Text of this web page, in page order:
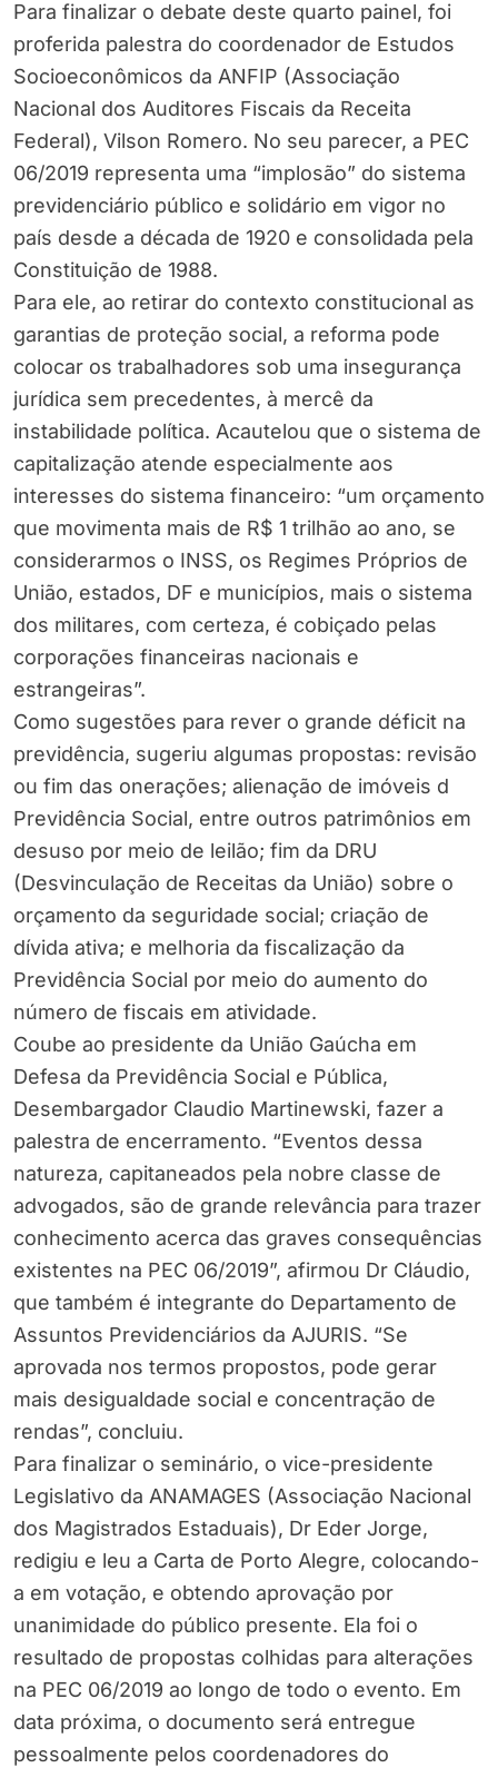
Para finalizar o debate deste quarto painel, foi
proferida palestra do coordenador de Estudos
Socioeconômicos da ANFIP (Associação
Nacional dos Auditores Fiscais da Receita
Federal), Vilson Romero. No seu parecer, a PEC
06/2019 representa uma “implosão” do sistema
previdenciário público e solidário em vigor no
país desde a década de 1920 e consolidada pela
Constituição de 1988.
Para ele, ao retirar do contexto constitucional as
garantias de proteção social, a reforma pode
colocar os trabalhadores sob uma insegurança
jurídica sem precedentes, à mercê da
instabilidade política. Acautelou que o sistema de
capitalização atende especialmente aos
interesses do sistema financeiro: “um orçamento
que movimenta mais de R$ 1 trilhão ao ano, se
considerarmos o INSS, os Regimes Próprios de
União, estados, DF e municípios, mais o sistema
dos militares, com certeza, é cobiçado pelas
corporações financeiras nacionais e
estrangeiras”.
Como sugestões para rever o grande déficit na
previdência, sugeriu algumas propostas: revisão
ou fim das onerações; alienação de imóveis d
Previdência Social, entre outros patrimônios em
desuso por meio de leilão; fim da DRU
(Desvinculação de Receitas da União) sobre o
orçamento da seguridade social; criação de
dívida ativa; e melhoria da fiscalização da
Previdência Social por meio do aumento do
número de fiscais em atividade.
Coube ao presidente da União Gaúcha em
Defesa da Previdência Social e Pública,
Desembargador Claudio Martinewski, fazer a
palestra de encerramento. “Eventos dessa
natureza, capitaneados pela nobre classe de
advogados, são de grande relevância para trazer
conhecimento acerca das graves consequências
existentes na PEC 06/2019”, afirmou Dr Cláudio,
que também é integrante do Departamento de
Assuntos Previdenciários da AJURIS. “Se
aprovada nos termos propostos, pode gerar
mais desigualdade social e concentração de
rendas”, concluiu.
Para finalizar o seminário, o vice-presidente
Legislativo da ANAMAGES (Associação Nacional
dos Magistrados Estaduais), Dr Eder Jorge,
redigiu e leu a Carta de Porto Alegre, colocando-
a em votação, e obtendo aprovação por
unanimidade do público presente. Ela foi o
resultado de propostas colhidas para alterações
na PEC 06/2019 ao longo de todo o evento. Em
data próxima, o documento será entregue
pessoalmente pelos coordenadores do